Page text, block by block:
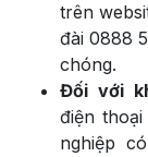
trên
đài 0888
chóng.
Đối với
điện
nghiệp